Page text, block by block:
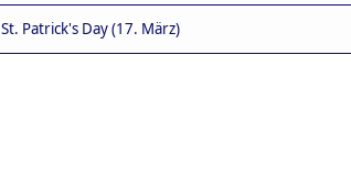
St. Patrick's Day (17. März)